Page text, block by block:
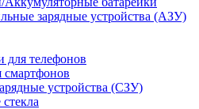
зарядные устройства (АЗУ)
для телефонов
смартфонов
устройства (СЗУ)